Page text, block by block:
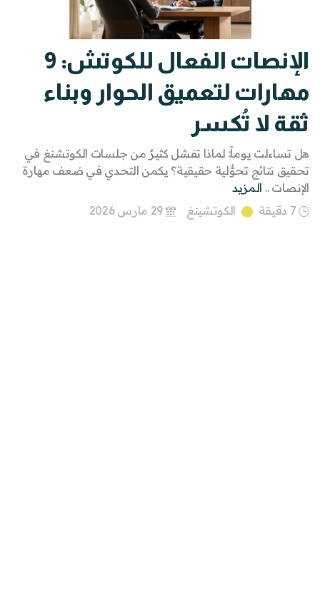
الإنصات الفعال للكوتش: 9
مهارات لتعميق الحوار وبناء
ثقة لا تُكسر
هل تساءلت يوماً: لماذا تفشل كثيرٌ من جلسات الكوتشنغ في
تحقيق نتائج تحوُّلية حقيقية؟ يكمن التحدي في ضعف مهارة
الإنصات .. المزيد
7 دقيقة
الكوتشينغ 29 مارس 2026